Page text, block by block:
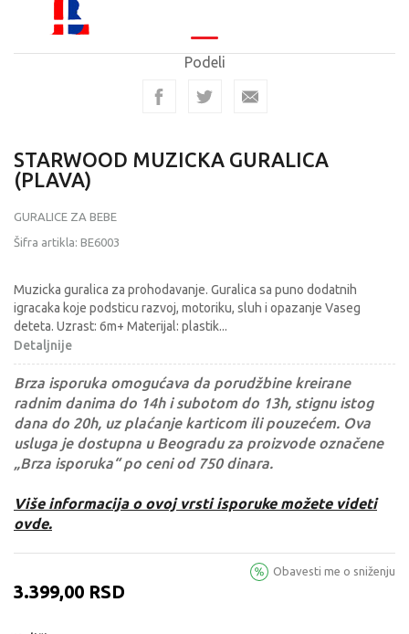
Podeli
STARWOOD MUZICKA GURALICA
(PLAVA)
GURALICE ZA BEBE
Šifra artikla: BE6003
Muzicka guralica za prohodavanje. Guralica sa puno dodatnih
igracaka koje podsticu razvoj, motoriku, sluh i opazanje Vaseg
deteta. Uzrast: 6m+ Materijal: plastik...
Detaljnije
Brza isporuka omogućava da porudžbine kreirane
radnim danima do 14h i subotom do 13h, stignu istog
dana do 20h, uz plaćanje karticom ili pouzećem. Ova
usluga je dostupna u Beogradu za proizvode označene
„Brza isporuka“ po ceni od 750 dinara.
Više informacija o ovoj vrsti isporuke možete videti
ovde.
3.399,00 RSD
Obavesti me o sniženju